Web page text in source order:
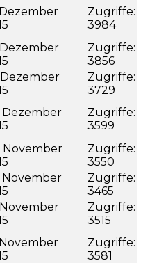
Dezember
Zugriffe:
3984
Dezember
Zugriffe:
3856
Dezember
Zugriffe:
3729
Dezember
Zugriffe:
3599
November
Zugriffe:
3550
November
Zugriffe:
3465
November
Zugriffe:
3515
November
Zugriffe:
3581